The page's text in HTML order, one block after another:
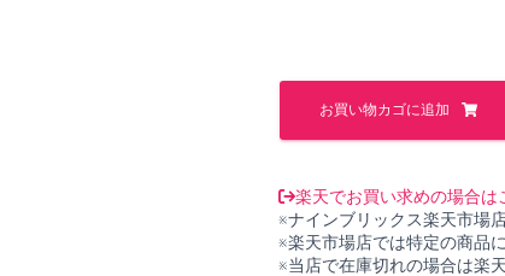
統
学:
転
移
の
数
お買い物カゴに追加
楽天でお買い求めの場合は
※ナインブリックス楽天市場
※楽天市場店では特定の商品
※当店で在庫切れの場合は楽